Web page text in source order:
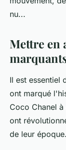
nu...
Mettre en
Il est essentiel
ont marqué
Coco Chanel
ont
de leur époque.